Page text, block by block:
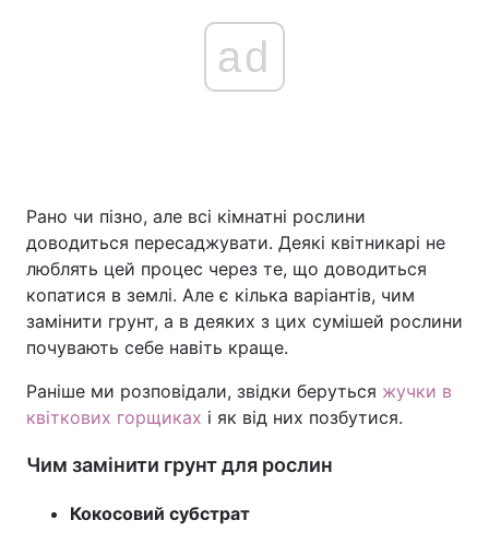
ad
Рано чи пізно, але всі кімнатні рослини
доводиться пересаджувати. Деякі квітникарі не
люблять цей процес через те, що доводиться
копатися в землі. Але є кілька варіантів, чим
замінити грунт, а в деяких з цих сумішей рослини
почувають себе навіть краще.
Раніше ми розповідали, звідки беруться жучки в
квіткових горщиках і як від них позбутися.
Чим замінити грунт для рослин
Кокосовий субстрат